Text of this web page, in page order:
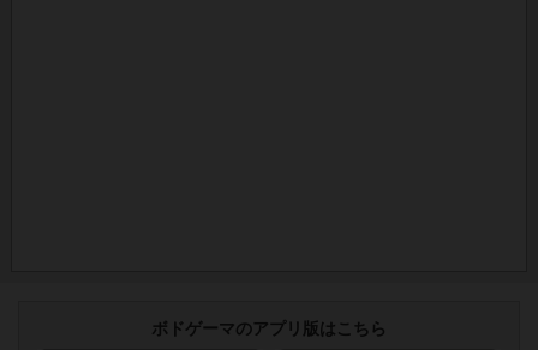
ボドゲーマのアプリ版はこちら